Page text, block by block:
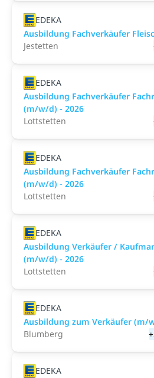
EDEKA
Ausbildung Fachverkäufer
Jestetten
EDEKA
Ausbildung Fachverkäufer
(m/w/d) - 2026
Lottstetten
EDEKA
Ausbildung Fachverkäufer
(m/w/d) - 2026
Lottstetten
EDEKA
Ausbildung Verkäufer /
(m/w/d) - 2026
Lottstetten
EDEKA
Ausbildung zum Verkäufer (m/
Blumberg
EDEKA